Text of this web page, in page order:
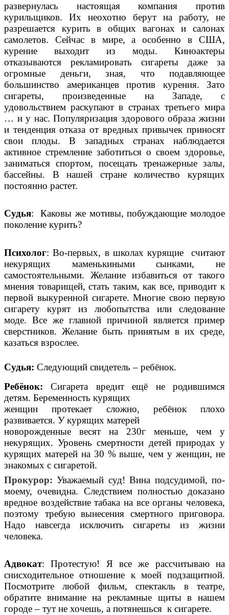
развернулась настоящая компания против
курильщиков. Их неохотно берут на работу, не
разрешается курить в общих вагонах и салонах
самолетов. Сейчас в мире, а особенно в США,
курение выходит из моды. Киноактеры
отказываются рекламировать сигареты даже за
огромные деньги, зная, что подавляющее
большинство американцев против курения. Зато
сигареты, произведенные на Западе, с
удовольствием раскупают в странах третьего мира
… и у нас. Популяризация здорового образа жизни
и тенденция отказа от вредных привычек приносят
свои плоды. В западных странах наблюдается
активное стремление заботиться о своем здоровье,
заниматься спортом, посещать тренажерные залы,
бассейны. В нашей стране количество курящих
постоянно растет.
Судья: Каковы же мотивы, побуждающие молодое
поколение курить?
Психолог: Во-первых, в школах курящие считают
некурящих маменькиными сынками, не
самостоятельными. Желание избавиться от такого
мнения товарищей, стать таким, как все, приводит к
первой выкуренной сигарете. Многие свою первую
сигарету курят из любопытства или следование
моде. Все же главной причиной является пример
сверстников. Желание быть принятым в их среде,
казаться взрослее.
Судья: Следующий свидетель – ребёнок.
Ребёнок:Сигарета вредит ещё не родившимся
детям. Беременность курящих
женщин протекает сложно, ребёнок плохо
развивается. У курящих матерей
новорожденные весят на 230г меньше, чем у
некурящих. Уровень смертности детей природах у
курящих матерей на 30 % выше, чем у женщин, не
знакомых с сигаретой.
Прокурор: Уважаемый суд! Вина подсудимой, по-
моему, очевидна. Следствием полностью доказано
вредное воздействие табака на все органы человека,
поэтому требую вынесения смертного приговора.
Надо навсегда исключить сигареты из жизни
человека.
Адвокат: Протестую! Я все же рассчитываю на
снисходительное отношение к моей подзащитной.
Посмотрите любой фильм, спектакль в театре,
обратите внимание на рекламные щиты в нашем
городе – тут не хочешь, а потянешься к сигарете.